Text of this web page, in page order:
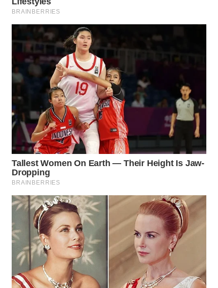
MADURA
WN
SURABAYA
WN
NATUNA
BINTAN
WN
MANDALIKA
WN
LIKUPANG
WN
LABUANBAJO
WN
BORNEO
Wahana